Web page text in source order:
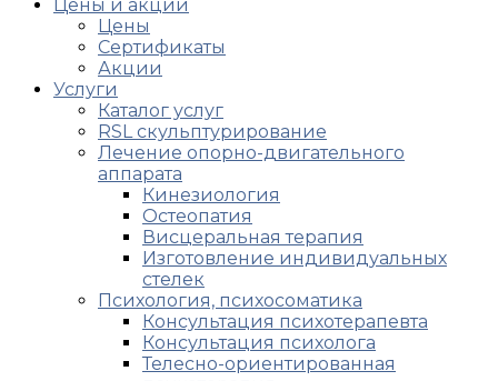
Цены и акции
Цены
Сертификаты
Акции
Услуги
Каталог услуг
RSL скульптурирование
Лечение опорно-двигательного
аппарата
Кинезиология
Остеопатия
Висцеральная терапия
Изготовление индивидуальных
стелек
Психология, психосоматика
Консультация психотерапевта
Консультация психолога
Телесно-ориентированная